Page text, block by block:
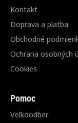
Kontakt
Doprava a platba
Obchodné
Ochrana osobných
Cookies
Pomoc
Veľkoodber